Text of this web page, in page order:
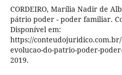
CORDEIRO, Marília Nadir de
pátrio poder - poder familiar.
Disponível em:
https://
evolucao-do-patrio-poder-
2019.